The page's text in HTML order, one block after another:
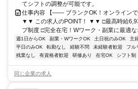
てシフトの調整が可能です。
仕事内容 【―― ブランクOK！オンライン
▼▼ この求人のPOINT！ ▼▼ □最高時給
プ制度 □完全在宅！Wワーク・副業に最適
週1日からOK 副業・WワークOK 土日祝のみOK 主
平日のみOK
転勤なし 経験不問 未経験者歓迎 フル
残業なし
有資格者歓迎 研修あり 在宅OK シフト制
同じ企業の求人